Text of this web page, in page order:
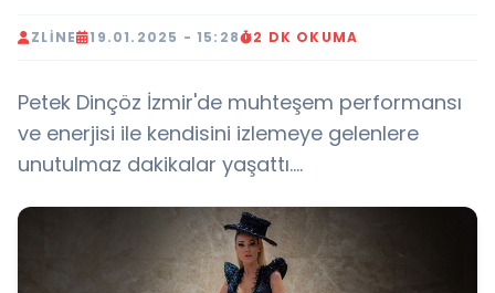
ZLINE 19.01.2025 - 15:28 2 DK OKUMA
Petek Dinçöz İzmir'de muhteşem performansı
ve enerjisi ile kendisini izlemeye gelenlere
unutulmaz dakikalar yaşattı....